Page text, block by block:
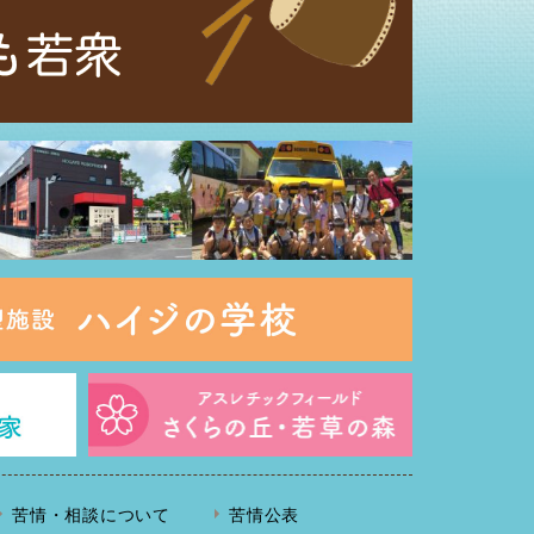
苦情・相談について 苦情公表